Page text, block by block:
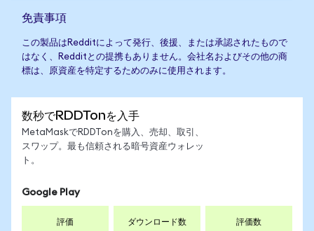
免責事項
この製品はRedditによって発行、後援、または承認されたもので
はなく、Redditとの提携もありません。会社名およびその他の商
標は、原資産を特定するためのみに使用されます。
数秒でRDDTonを入手
MetaMaskでRDDTonを購入、売却、取引、
スワップ。最も信頼される暗号資産ウォレッ
ト。
Google Play
評価 ダウンロード数 評価数